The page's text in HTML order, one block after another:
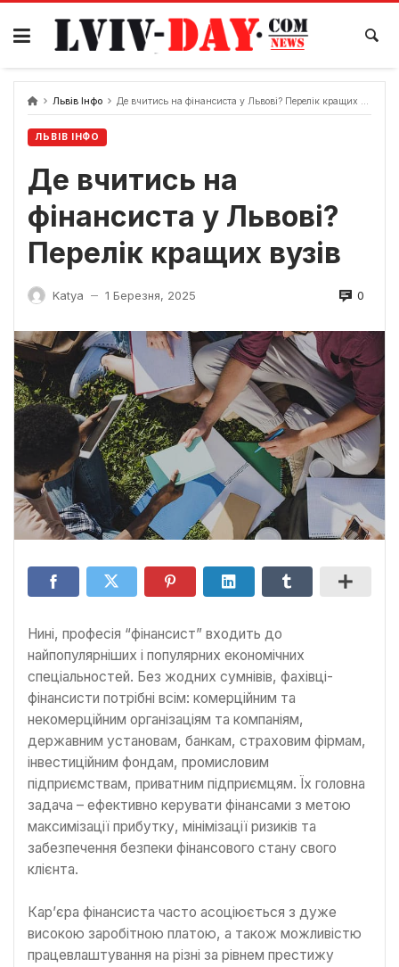
Skip
content
Львів Інфо Де вчитись на фінансиста у Львові? Перелік кращих вузів
ЛЬВІВ ІНФО
Де вчитись на
фінансиста у Львові?
Перелік кращих вузів
Katya — 1 Березня, 2025 0
Нині, професія “фінансист” входить до
найпопулярніших і популярних економічних
спеціальностей. Без жодних сумнівів, фахівці-
фінансисти потрібні всім: комерційним та
некомерційним організаціям та компаніям,
державним установам, банкам, страховим фірмам,
інвестиційним фондам, промисловим
підприємствам, приватним підприємцям. Їх головна
задача – ефективно керувати фінансами з метою
максимізації прибутку, мінімізації ризиків та
забезпечення безпеки фінансового стану свого
клієнта.
Кар’єра фінансиста часто асоціюється з дуже
високою заробітною платою, а також можливістю
працевлаштування на різні за рівнем престижу